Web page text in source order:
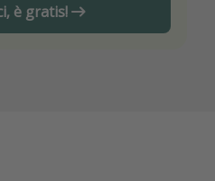
è gratis!